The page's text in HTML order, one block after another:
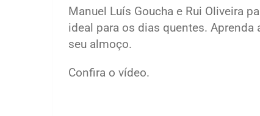
Manuel Luís Goucha e Rui Oliveira
ideal para os dias quentes. Aprenda
seu almoço.
Confira o vídeo.